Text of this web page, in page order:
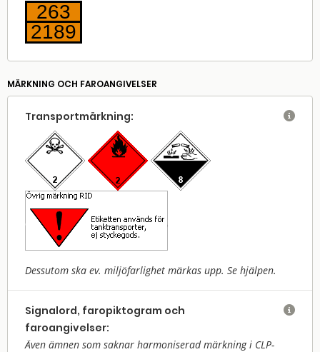
263
2189
MÄRKNING OCH FAROANGIVELSER
Transport­märkning:
Dessutom ska ev. miljöfarlighet märkas upp. Se hjälpen.

Signalord, faropiktogram och
faroangivelser:
Även ämnen som saknar harmoniserad märkning i CLP-
